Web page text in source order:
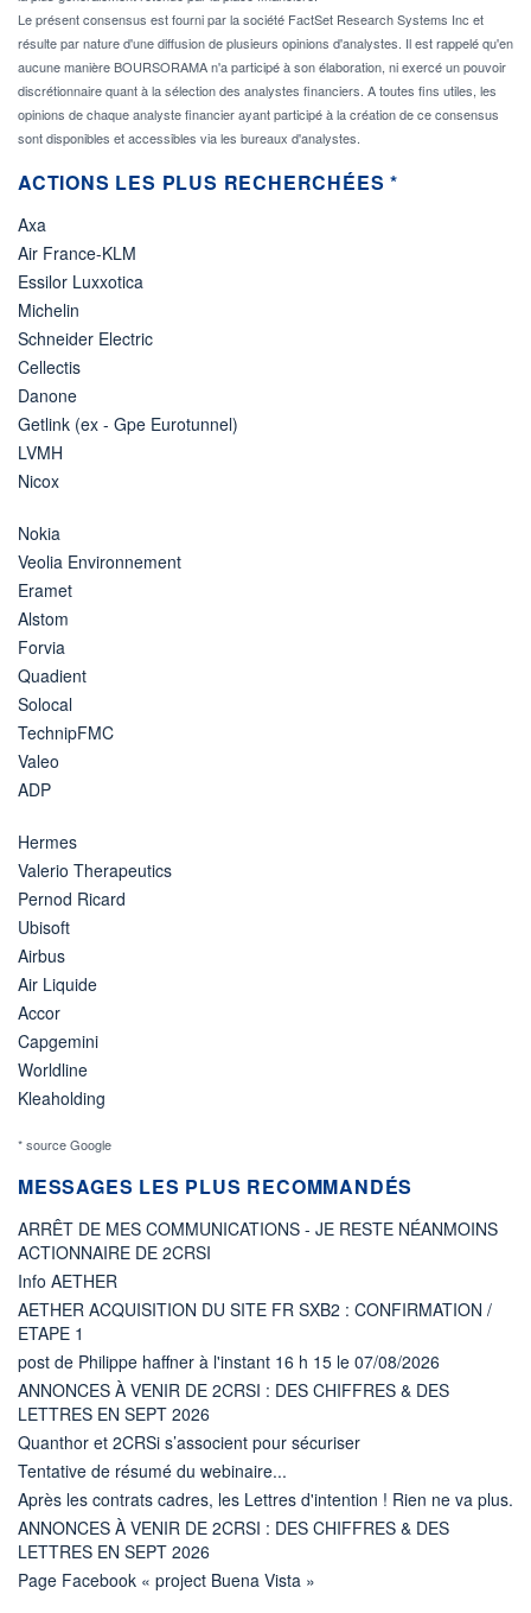
Le présent consensus est fourni par la société FactSet Research Systems Inc et
résulte par nature d'une diffusion de plusieurs opinions d'analystes. Il est rappelé qu'en
aucune manière BOURSORAMA n'a participé à son élaboration, ni exercé un pouvoir
discrétionnaire quant à la sélection des analystes financiers. A toutes fins utiles, les
opinions de chaque analyste financier ayant participé à la création de ce consensus
sont disponibles et accessibles via les bureaux d'analystes.
ACTIONS LES PLUS RECHERCHÉES *
Axa
Air France-KLM
Essilor Luxxotica
Michelin
Schneider Electric
Cellectis
Danone
Getlink (ex - Gpe Eurotunnel)
LVMH
Nicox
Nokia
Veolia Environnement
Eramet
Alstom
Forvia
Quadient
Solocal
TechnipFMC
Valeo
ADP
Hermes
Valerio Therapeutics
Pernod Ricard
Ubisoft
Airbus
Air Liquide
Accor
Capgemini
Worldline
Kleaholding
* source Google
MESSAGES LES PLUS RECOMMANDÉS
ARRÊT DE MES COMMUNICATIONS - JE RESTE NÉANMOINS
ACTIONNAIRE DE 2CRSI
Info AETHER
AETHER ACQUISITION DU SITE FR SXB2 : CONFIRMATION /
ETAPE 1
post de Philippe haffner à l'instant 16 h 15 le 07/08/2026
ANNONCES À VENIR DE 2CRSI : DES CHIFFRES & DES
LETTRES EN SEPT 2026
Quanthor et 2CRSi s’associent pour sécuriser
Tentative de résumé du webinaire...
Après les contrats cadres, les Lettres d'intention ! Rien ne va plus.
ANNONCES À VENIR DE 2CRSI : DES CHIFFRES & DES
LETTRES EN SEPT 2026
Page Facebook « project Buena Vista »